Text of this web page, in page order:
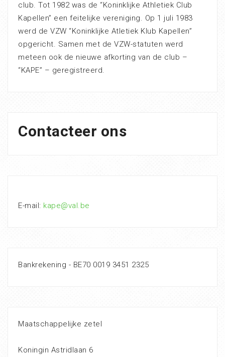
club. Tot 1982 was de “Koninklijke Athletiek Club
Kapellen” een feitelijke vereniging. Op 1 juli 1983
werd de VZW “Koninklijke Atletiek Klub Kapellen”
opgericht. Samen met de VZW-statuten werd
meteen ook de nieuwe afkorting van de club –
“KAPE” – geregistreerd.
Contacteer ons
E-mail: kape@val.be
Bankrekening - BE70 0019 3451 2325
Maatschappelijke zetel
Koningin Astridlaan 6